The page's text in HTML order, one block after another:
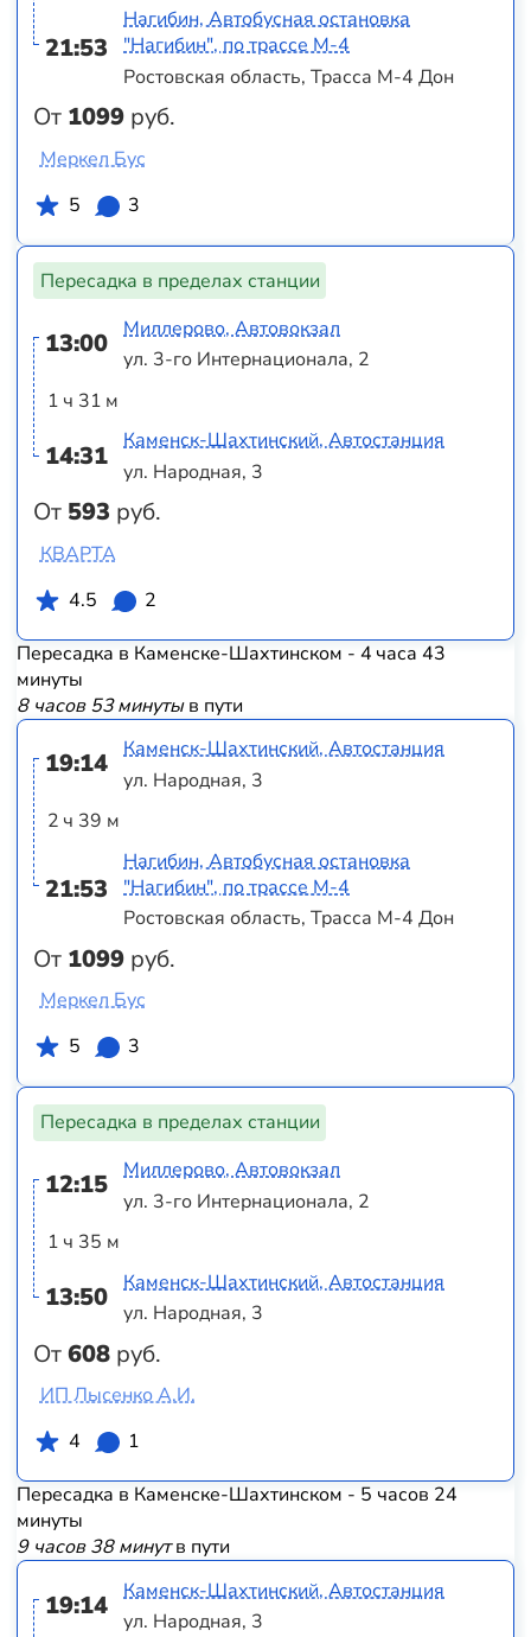
21:53
От 1099 руб.
Нагибин, Автобусная остановка
"Нагибин", по трассе М-4
Ростовская область, Трасса М-4 Дон
Меркел Бус
5
3
Пересадка в пределах станции
13:00
1 ч 31 м
14:31
От 593 руб.
Миллерово, Автовокзал
ул. 3-го Интернационала, 2
Каменск-Шахтинский, Автостанция
ул. Народная, 3
КВАРТА
4.5
2
Пересадка в Каменске-Шахтинском - 4 часа 43
минуты
8 часов 53 минутыв пути
19:14
2 ч 39 м
21:53
От 1099 руб.
Каменск-Шахтинский, Автостанция
ул. Народная, 3
Нагибин, Автобусная остановка
"Нагибин", по трассе М-4
Ростовская область, Трасса М-4 Дон
Меркел Бус
5
3
Пересадка в пределах станции
12:15
1 ч 35 м
13:50
От608 руб.
Миллерово, Автовокзал
ул. 3-го Интернационала, 2
Каменск-Шахтинский, Автостанция
ул. Народная, 3
ИП Лысенко А.И.
4
1
Пересадка в Каменске-Шахтинском - 5 часов 24
минуты
9 часов 38 минутв пути
19:14
Каменск-Шахтинский, Автостанция
ул. Народная, 3